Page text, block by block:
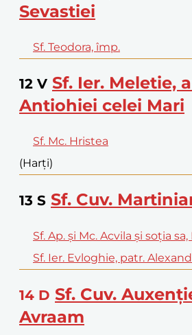
Sevastiei
Sf. Teodora, împ.
12 V Sf. Ier. Meletie,
Antiohiei celei Mari
Sf. Mc. Hristea
(Harți)
13 S Sf. Cuv.
Sf. Ap. și Mc. Acvila și soția sa,
Sf. Ier. Evloghie, patr.
14 D Sf. Cuv.
Avraam